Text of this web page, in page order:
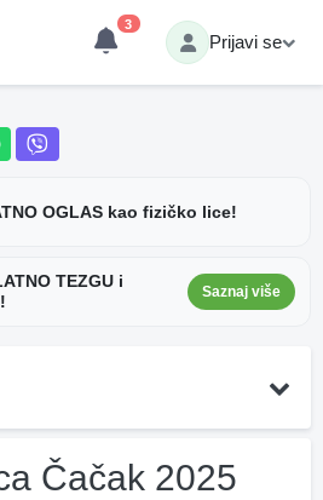
3
Prijavi se
OGLAS kao fizičko lice!
TEZGU i
Saznaj više
Čačak 2025